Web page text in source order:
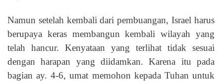
Namun setelah kembali dari pembuangan, Israel harus
berupaya keras membangun kembali wilayah yang
telah hancur. Kenyataan yang terlihat tidak sesuai
dengan harapan yang diidamkan. Karena itu pada
bagian ay. 4-6, umat memohon kepada Tuhan untuk